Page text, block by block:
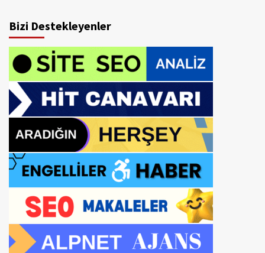
Bizi Destekleyenler